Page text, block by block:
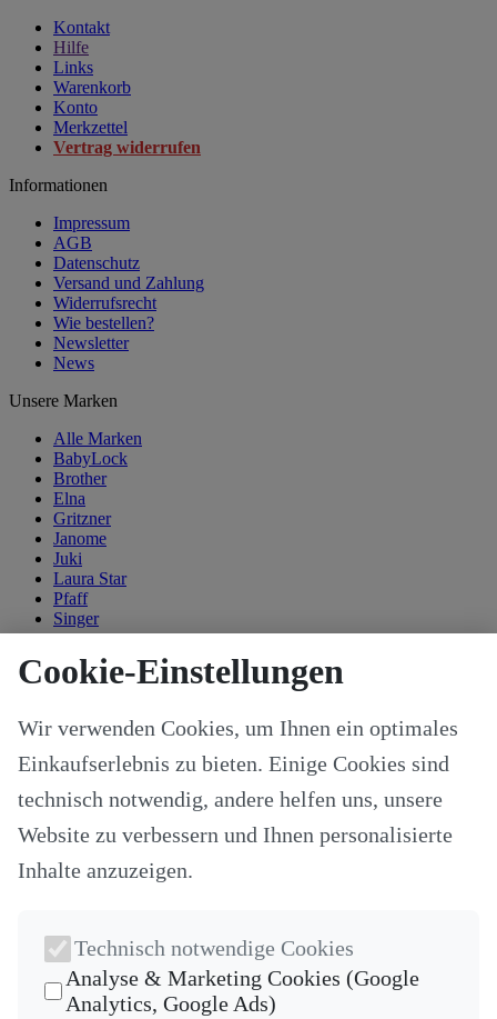
Kontakt
Hilfe
Links
Warenkorb
Konto
Merkzettel
Vertrag widerrufen
Informationen
Impressum
AGB
Datenschutz
Versand und Zahlung
Widerrufsrecht
Wie bestellen?
Newsletter
News
Unsere Marken
Alle Marken
BabyLock
Brother
Elna
Gritzner
Janome
Juki
Laura Star
Pfaff
Singer
Kategorien
Nähzubehör
Ersatzteile
Stricken und Häkeln
Schneideplotter und Zubehör
Sticksoftware
Unsere Hersteller
Newsletter
Die neuesten Produkte und die besten Angebote per E-Mail, damit
Ihr nichts mehr verpasst.
Cookie-Einstellungen
Wir verwenden Cookies, um Ihnen ein optimales
Einkaufserlebnis zu bieten. Einige Cookies sind
technisch notwendig, andere helfen uns, unsere
Website zu verbessern und Ihnen personalisierte
Inhalte anzuzeigen.
Technisch notwendige Cookies
Analyse & Marketing Cookies (Google
Analytics, Google Ads)